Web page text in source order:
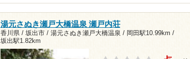
湯元さぬき瀬戸大橋温泉 瀬戸内荘
香川県 / 坂出市 / 湯元さぬき瀬戸大橋温泉 / 岡田駅10.99km /
坂出駅1.82km